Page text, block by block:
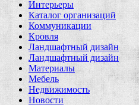
Интерьеры
Каталог организаций
Коммуникации
Кровля
Ландшафтный дизайн
Ландшафтный дизайн
Материалы
Мебель
Недвижимость
Новости